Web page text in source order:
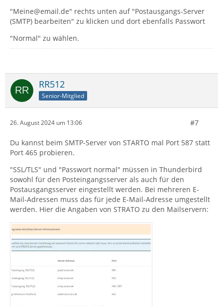
"Meine@email.de" rechts unten auf "Postausgangs-Server
(SMTP) bearbeiten" zu klicken und dort ebenfalls Passwort
"Normal" zu wählen.
RR512
Senior-Mitglied
26. August 2024 um 13:06 #7
Du kannst beim SMTP-Server von STARTO mal Port 587 statt
Port 465 probieren.
"SSL/TLS" und "Passwort normal" müssen in Thunderbird
sowohl für den Posteingangsserver als auch für den
Postausgangsserver eingestellt werden. Bei mehreren E-
Mail-Adressen muss das für jede E-Mail-Adresse umgestellt
werden. Hier die Angaben von STRATO zu den Mailservern: